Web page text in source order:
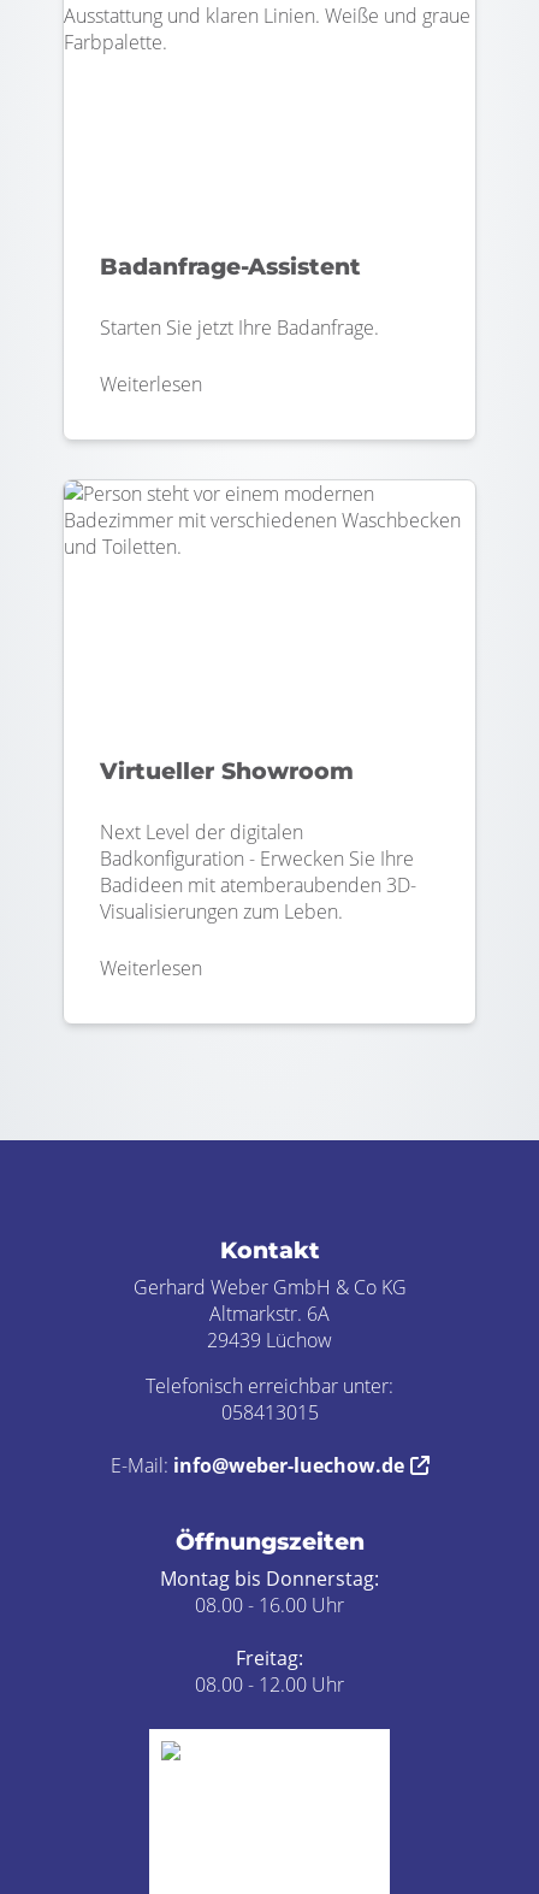
Badanfrage-Assistent
Starten Sie jetzt Ihre Badanfrage.
Weiterlesen
Virtueller Showroom
Next Level der digitalen
Badkonfiguration - Erwecken Sie Ihre
Badideen mit atemberaubenden 3D-
Visualisierungen zum Leben.
Weiterlesen
Kontakt
Gerhard Weber GmbH & Co KG
Altmarkstr. 6A
29439 Lüchow
Telefonisch erreichbar unter:
058413015
E-Mail: info@weber-luechow.de
Öffnungszeiten
Montag bis Donnerstag:
08.00 - 16.00 Uhr
Freitag:
08.00 - 12.00 Uhr